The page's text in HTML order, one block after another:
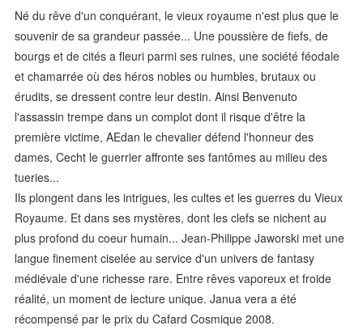
Né du rêve d'un conquérant, le vieux royaume n'est plus que le
souvenir de sa grandeur passée... Une poussière de fiefs, de
bourgs et de cités a fleuri parmi ses ruines, une société féodale
et chamarrée où des héros nobles ou humbles, brutaux ou
érudits, se dressent contre leur destin. Ainsi Benvenuto
l'assassin trempe dans un complot dont il risque d'être la
première victime, AEdan le chevalier défend l'honneur des
dames, Cecht le guerrier affronte ses fantômes au milieu des
tueries...
Ils plongent dans les intrigues, les cultes et les guerres du Vieux
Royaume. Et dans ses mystères, dont les clefs se nichent au
plus profond du coeur humain... Jean-Philippe Jaworski met une
langue finement ciselée au service d'un univers de fantasy
médiévale d'une richesse rare. Entre rêves vaporeux et froide
réalité, un moment de lecture unique. Janua vera a été
récompensé par le prix du Cafard Cosmique 2008.